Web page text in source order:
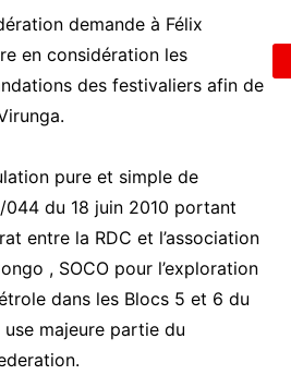
demande à Félix
en considération les
des festivaliers afin de
pure et simple de
044 du 18 juin 2010 portant
entre la RDC et l’association
, SOCO pour l’exploration
dans les Blocs 5 et 6 du
majeure partie du